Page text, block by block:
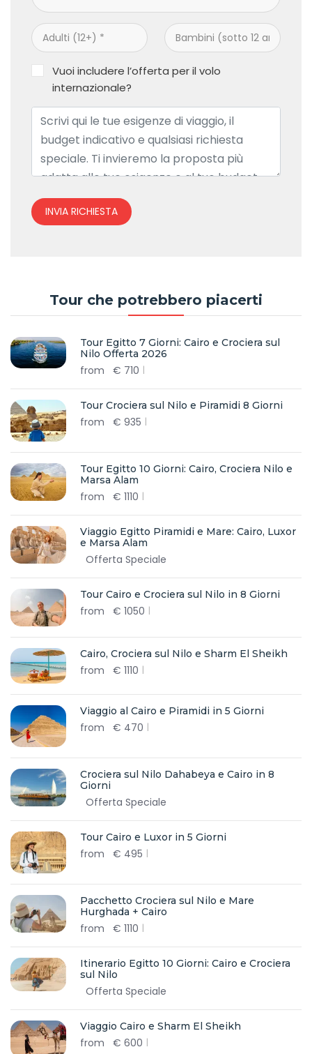
Vuoi includere l’offerta per il volo
internazionale?
INVIA RICHIESTA
Tour che potrebbero piacerti
Tour Egitto 7 Giorni: Cairo e Crociera sul
Nilo Offerta 2026
from € 710
Tour Crociera sul Nilo e Piramidi 8 Giorni
from € 935
Tour Egitto 10 Giorni: Cairo, Crociera Nilo e
Marsa Alam
from € 1110
Viaggio Egitto Piramidi e Mare: Cairo, Luxor
e Marsa Alam
Offerta Speciale
Tour Cairo e Crociera sul Nilo in 8 Giorni
from € 1050
Cairo, Crociera sul Nilo e Sharm El Sheikh
from € 1110
Viaggio al Cairo e Piramidi in 5 Giorni
from € 470
Crociera sul Nilo Dahabeya e Cairo in 8
Giorni
Offerta Speciale
Tour Cairo e Luxor in 5 Giorni
from € 495
Pacchetto Crociera sul Nilo e Mare
Hurghada + Cairo
from € 1110
Itinerario Egitto 10 Giorni: Cairo e Crociera
sul Nilo
Offerta Speciale
Viaggio Cairo e Sharm El Sheikh
from € 600